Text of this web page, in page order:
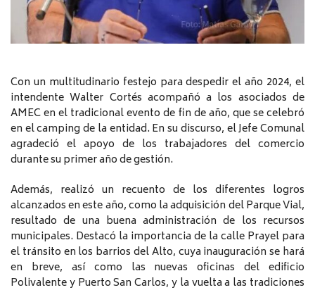
Con un multitudinario festejo para despedir el año 2024, el
intendente Walter Cortés acompañó a los asociados de
AMEC en el tradicional evento de fin de año, que se celebró
en el camping de la entidad. En su discurso, el Jefe Comunal
agradeció el apoyo de los trabajadores del comercio
durante su primer año de gestión.
Además, realizó un recuento de los diferentes logros
alcanzados en este año, como la adquisición del Parque Vial,
resultado de una buena administración de los recursos
municipales. Destacó la importancia de la calle Prayel para
el tránsito en los barrios del Alto, cuya inauguración se hará
en breve, así como las nuevas oficinas del edificio
Polivalente y Puerto San Carlos, y la vuelta a las tradiciones